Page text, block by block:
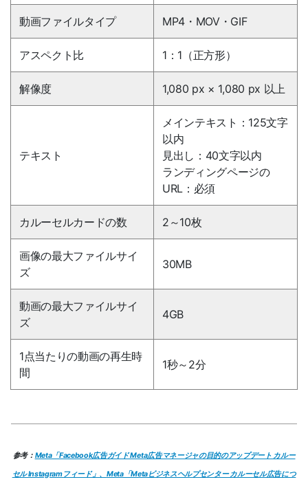
動画ファイルタイプ MP4・MOV・GIF
アスペクト比 1：1（正方形）
解像度 1,080 px × 1,080 px 以上
テキスト
メインテキスト：125文字
以内
見出し：40文字以内
ランディングページの
URL：必須
カルーセルカードの数 2～10枚
画像の最大ファイルサイ
ズ
30MB
動画の最大ファイルサイ
ズ
4GB
1点当たりの動画の再生時
間
1秒～2分
参考： Meta「Facebook広告ガイド Meta広告マネージャの目的のアップデート カルー
セル Instagramフィード」、 Meta「Metaビジネスヘルプセンター カルーセル広告につ